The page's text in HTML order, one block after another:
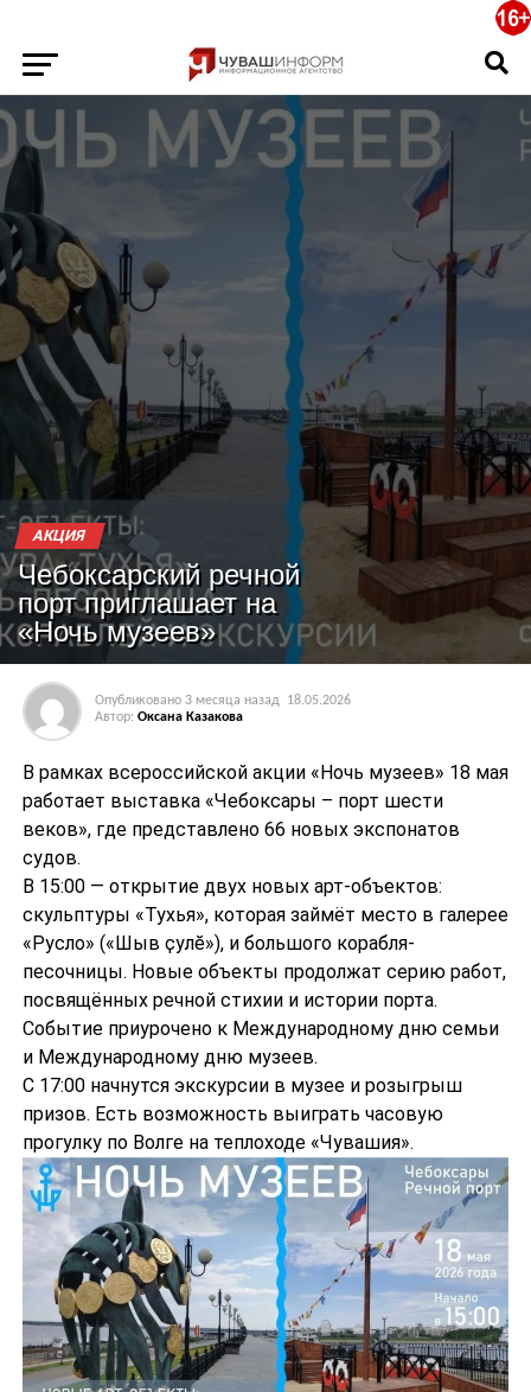
АКЦИЯ
Чебоксарский речной
порт приглашает на
«Ночь музеев»
Опубликовано 3 месяца назад
18.05.2026
Автор: Оксана Казакова
В рамках всероссийской акции «Ночь музеев» 18 мая
работает выставка «Чебоксары – порт шести
веков», где представлено 66 новых экспонатов
судов.
В 15:00 — открытие двух новых арт-объектов:
скульптуры «Тухья», которая займёт место в галерее
«Русло» («Шыв ҫулӗ»), и большого корабля-
песочницы. Новые объекты продолжат серию работ,
посвящённых речной стихии и истории порта.
Событие приурочено к Международному дню семьи
и Международному дню музеев.
С 17:00 начнутся экскурсии в музее и розыгрыш
призов. Есть возможность выиграть часовую
прогулку по Волге на теплоходе «Чувашия».